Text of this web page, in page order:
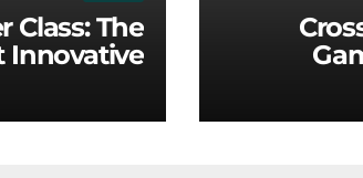
Class: The
Innovative